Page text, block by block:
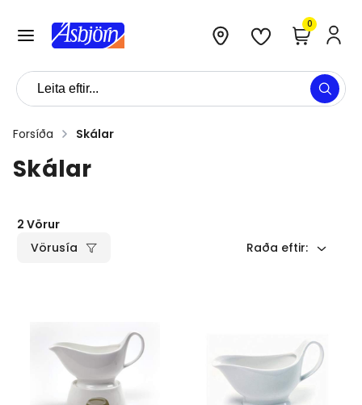
0
Forsíða Skálar
Skálar
Vörusía Raða eftir:
2 Vörur